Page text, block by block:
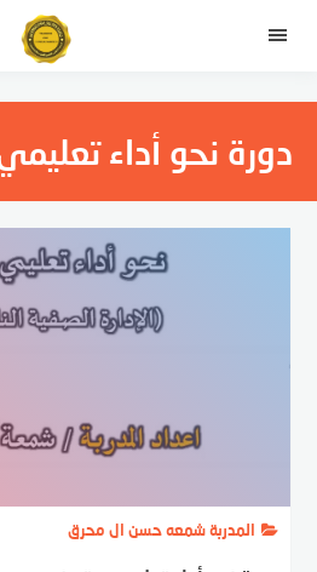
دورة نحو أداء
المدربة شمعه حسن ال محرق